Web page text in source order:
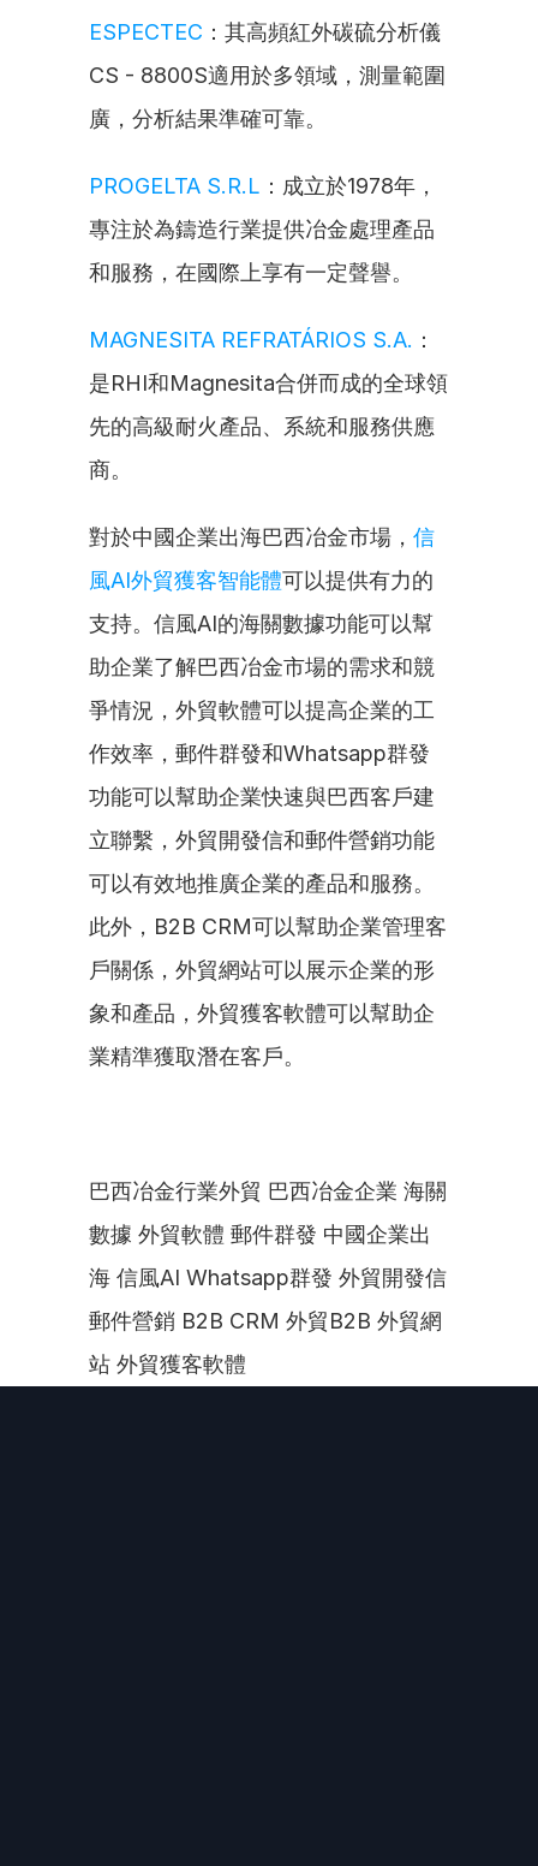
ESPECTEC ：其高頻紅外碳硫分析儀
CS - 8800S適用於多領域，測量範圍
廣，分析結果準確可靠。
PROGELTA S.R.L ：成立於1978年，
專注於為鑄造行業提供冶金處理產品
和服務，在國際上享有一定聲譽。
MAGNESITA REFRATÁRIOS S.A. ：
是RHI和Magnesita合併而成的全球領
先的高級耐火產品、系統和服務供應
商。
對於中國企業出海巴西冶金市場， 信
風AI外貿獲客智能體可以提供有力的
支持。信風AI的海關數據功能可以幫
助企業了解巴西冶金市場的需求和競
爭情況，外貿軟體可以提高企業的工
作效率，郵件群發和Whatsapp群發
功能可以幫助企業快速與巴西客戶建
立聯繫，外貿開發信和郵件營銷功能
可以有效地推廣企業的產品和服務。
此外，B2B CRM可以幫助企業管理客
戶關係，外貿網站可以展示企業的形
象和產品，外貿獲客軟體可以幫助企
業精準獲取潛在客戶。
巴西冶金行業外貿 巴西冶金企業 海關
數據 外貿軟體 郵件群發 中國企業出
海 信風AI Whatsapp群發 外貿開發信
郵件營銷 B2B CRM 外貿B2B 外貿網
站 外貿獲客軟體